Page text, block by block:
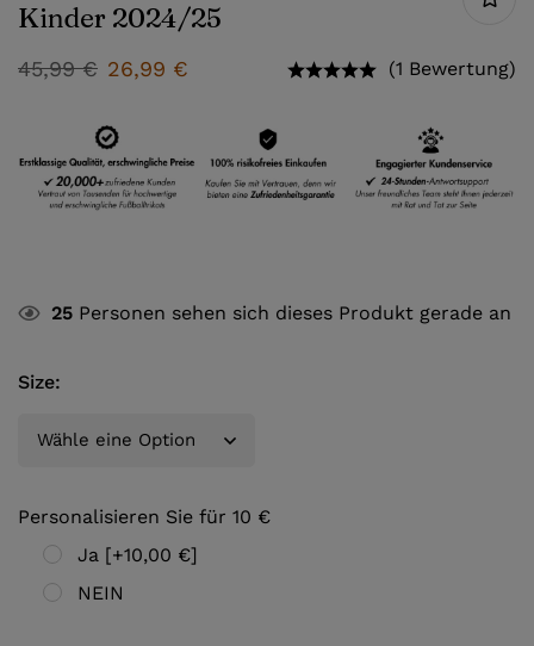
Kinder 2024/25
45,99€ 26,99 € (1 Bewertung)
25 Personen sehen sich dieses Produkt gerade an
Size:
Personalisieren Sie für 10 €
Ja [+10,00 €]
NEIN